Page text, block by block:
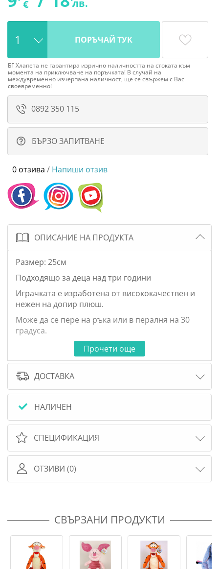
€ лв.
ПОРЪЧАЙ ТУК
БГ Хлапета не гарантира изрично наличността на стоката към
момента на приключване на поръчката! В случай на
междувременно изчерпана наличност, ще се свържем с Вас
своевременно!
0892 350 115
БЪРЗО ЗАПИТВАНЕ
0 отзива / Напиши отзив
ОПИСАНИЕ НА ПРОДУКТА
Размер: 25см
Подходящо за деца над три години
Играчката е изработена от висококачествен и
нежен на допир плюш.
Може да се пере на ръка или в пералня на 30
градуса.
Прочети още
ДОСТАВКА
НАЛИЧЕН
СПЕЦИФИКАЦИЯ
ОТЗИВИ (0)
СВЪРЗАНИ ПРОДУКТИ